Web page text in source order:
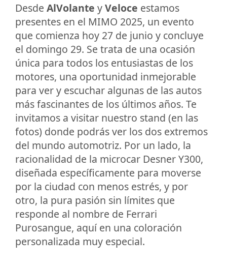
Desde AlVolante yVeloce estamos
presentes en el MIMO 2025, un evento
que comienza hoy 27 de junio y concluye
el domingo 29. Se trata de una ocasión
única para todos los entusiastas de los
motores, una oportunidad inmejorable
para ver y escuchar algunas de las autos
más fascinantes de los últimos años. Te
invitamos a visitar nuestro stand (en las
fotos) donde podrás ver los dos extremos
del mundo automotriz. Por un lado, la
racionalidad de la microcar Desner Y300,
diseñada específicamente para moverse
por la ciudad con menos estrés, y por
otro, la pura pasión sin límites que
responde al nombre de Ferrari
Purosangue, aquí en una coloración
personalizada muy especial.